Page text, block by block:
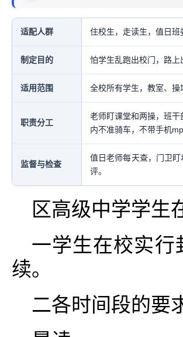
适配人群 住校生，走读生，值日班
制定目的 怕学生乱跑出校门，路
适用范围 全校所有学生，教室、
职责分工
老师盯课堂和两操，班
内不准骑车，不带手机
监督与检查
值日老师每天查，门卫
评。
区高级中学学生
一学生在校实行
续。
二各时间段的要